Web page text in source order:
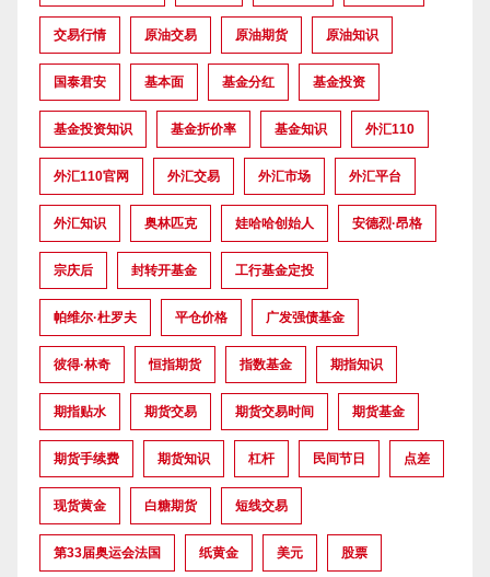
交易行情 原油交易 原油期货 原油知识
国泰君安 基本面 基金分红 基金投资
基金投资知识 基金折价率 基金知识 外汇110
外汇110官网 外汇交易 外汇市场 外汇平台
外汇知识 奥林匹克 娃哈哈创始人 安德烈·昂格
宗庆后 封转开基金 工行基金定投
帕维尔·杜罗夫 平仓价格 广发强债基金
彼得·林奇 恒指期货 指数基金 期指知识
期指贴水 期货交易 期货交易时间 期货基金
期货手续费 期货知识 杠杆 民间节日 点差
现货黄金 白糖期货 短线交易
第33届奥运会法国 纸黄金 美元 股票